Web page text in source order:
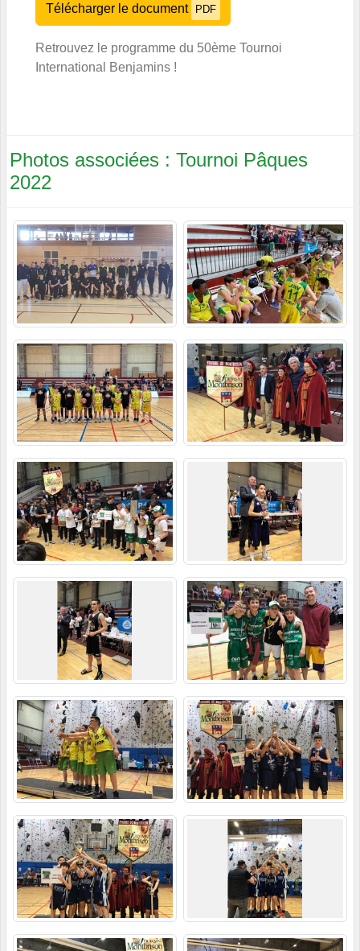
Télécharger le document PDF
Retrouvez le programme du 50ème Tournoi
International Benjamins !
Photos associées : Tournoi Pâques
2022